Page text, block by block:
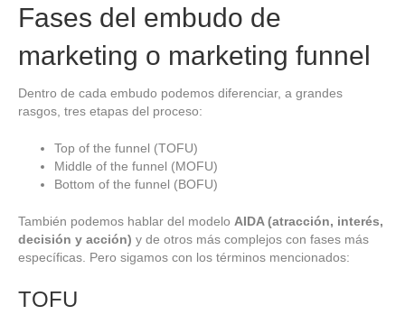
Fases del embudo de
marketing o marketing funnel
Dentro de cada embudo podemos diferenciar, a grandes
rasgos, tres etapas del proceso:
Top of the funnel (TOFU)
Middle of the funnel (MOFU)
Bottom of the funnel (BOFU)
También podemos hablar del modelo AIDA (atracción, interés,
decisión y acción) y de otros más complejos con fases más
específicas. Pero sigamos con los términos mencionados:
TOFU